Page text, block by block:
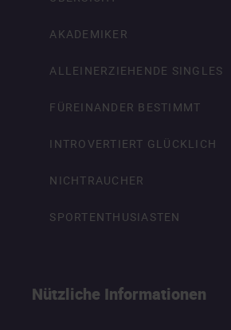
AKADEMIKER
ALLEINERZIEHENDE SINGLES
FÜREINANDER BESTIMMT
INTROVERTIERT GLÜCKLICH
NICHTRAUCHER
SPORTENTHUSIASTEN
Nützliche Informationen